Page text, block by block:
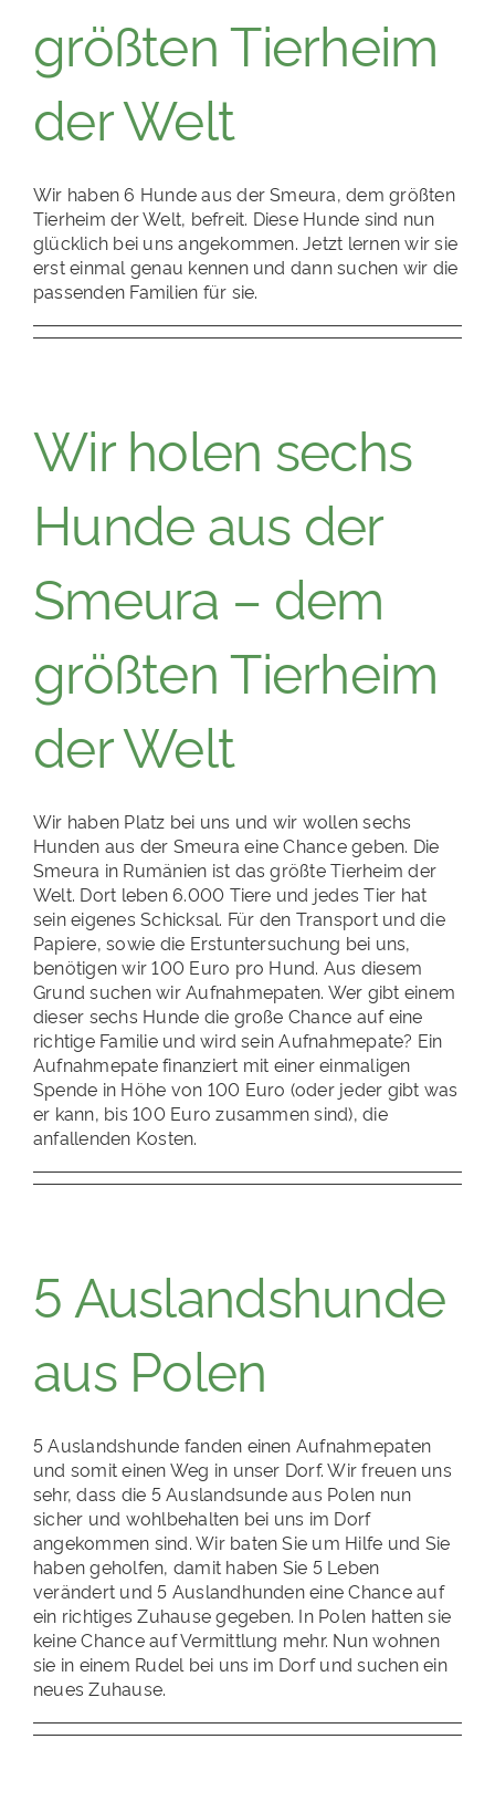
größten Tierheim
der Welt
Wir haben 6 Hunde aus der Smeura, dem größten
Tierheim der Welt, befreit. Diese Hunde sind nun
glücklich bei uns angekommen. Jetzt lernen wir sie
erst einmal genau kennen und dann suchen wir die
passenden Familien für sie.
Wir holen sechs
Hunde aus der
Smeura – dem
größten Tierheim
der Welt
Wir haben Platz bei uns und wir wollen sechs
Hunden aus der Smeura eine Chance geben. Die
Smeura in Rumänien ist das größte Tierheim der
Welt. Dort leben 6.000 Tiere und jedes Tier hat
sein eigenes Schicksal. Für den Transport und die
Papiere, sowie die Erstuntersuchung bei uns,
benötigen wir 100 Euro pro Hund. Aus diesem
Grund suchen wir Aufnahmepaten. Wer gibt einem
dieser sechs Hunde die große Chance auf eine
richtige Familie und wird sein Aufnahmepate? Ein
Aufnahmepate finanziert mit einer einmaligen
Spende in Höhe von 100 Euro (oder jeder gibt was
er kann, bis 100 Euro zusammen sind), die
anfallenden Kosten.
5 Auslandshunde
aus Polen
5 Auslandshunde fanden einen Aufnahmepaten
und somit einen Weg in unser Dorf. Wir freuen uns
sehr, dass die 5 Auslandsunde aus Polen nun
sicher und wohlbehalten bei uns im Dorf
angekommen sind. Wir baten Sie um Hilfe und Sie
haben geholfen, damit haben Sie 5 Leben
verändert und 5 Auslandhunden eine Chance auf
ein richtiges Zuhause gegeben. In Polen hatten sie
keine Chance auf Vermittlung mehr. Nun wohnen
sie in einem Rudel bei uns im Dorf und suchen ein
neues Zuhause.